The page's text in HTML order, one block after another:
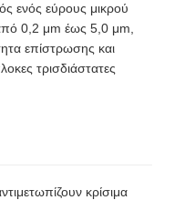
ενός εύρους μικρού
0,2 μm έως 5,0 μm,
επίστρωσης και
τρισδιάστατες
κρίσιμα